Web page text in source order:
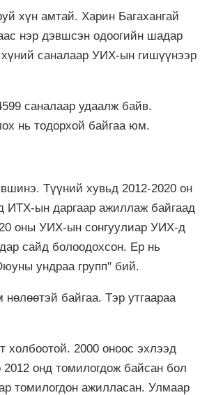
хүн амтай. Харин Багахангай
нэр дэвшсэн одоогийн шадар
саналаар УИХ-ын гишүүнээр
саналаар удаалж байв.
нь тодорхой байгаа юм.
Түүний хувьд 2012-2020 он
ИТХ-ын даргаар ажиллаж байгаад
оны УИХ-ын сонгуулиар УИХ-д
сайд болоодохсон. Ер нь
ундраа групп" бий.
байгаа. Тэр утгаараа
холбоотой. 2000 оноос эхлээд
онд томилогдож байсан бол
томилогдон ажилласан. Улмаар